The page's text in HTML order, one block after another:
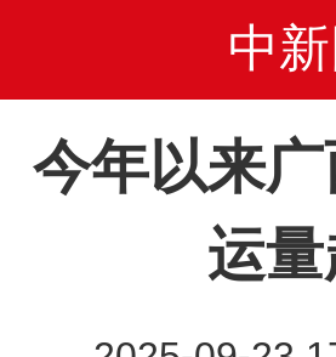
中
今年以来
运